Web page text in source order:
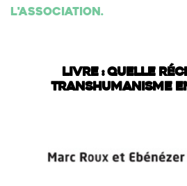
l'association.
LIVRE : QUELLE
TRANSHUMANISME